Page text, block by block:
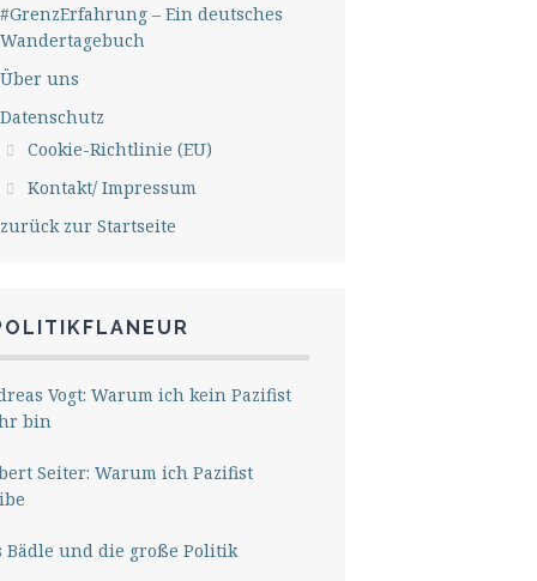
#GrenzErfahrung – Ein deutsches
Wandertagebuch
Über uns
Datenschutz
Cookie-Richtlinie (EU)
Kontakt/ Impressum
zurück zur Startseite
Vogt: Warum ich kein Pazifist
bin
Seiter: Warum ich Pazifist
Bädle und die große Politik